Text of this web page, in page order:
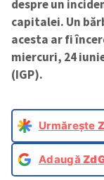
despre un
capitalei. Un
acesta ar fi
miercuri, 24
(IGP).
Urmărește
Adaugă